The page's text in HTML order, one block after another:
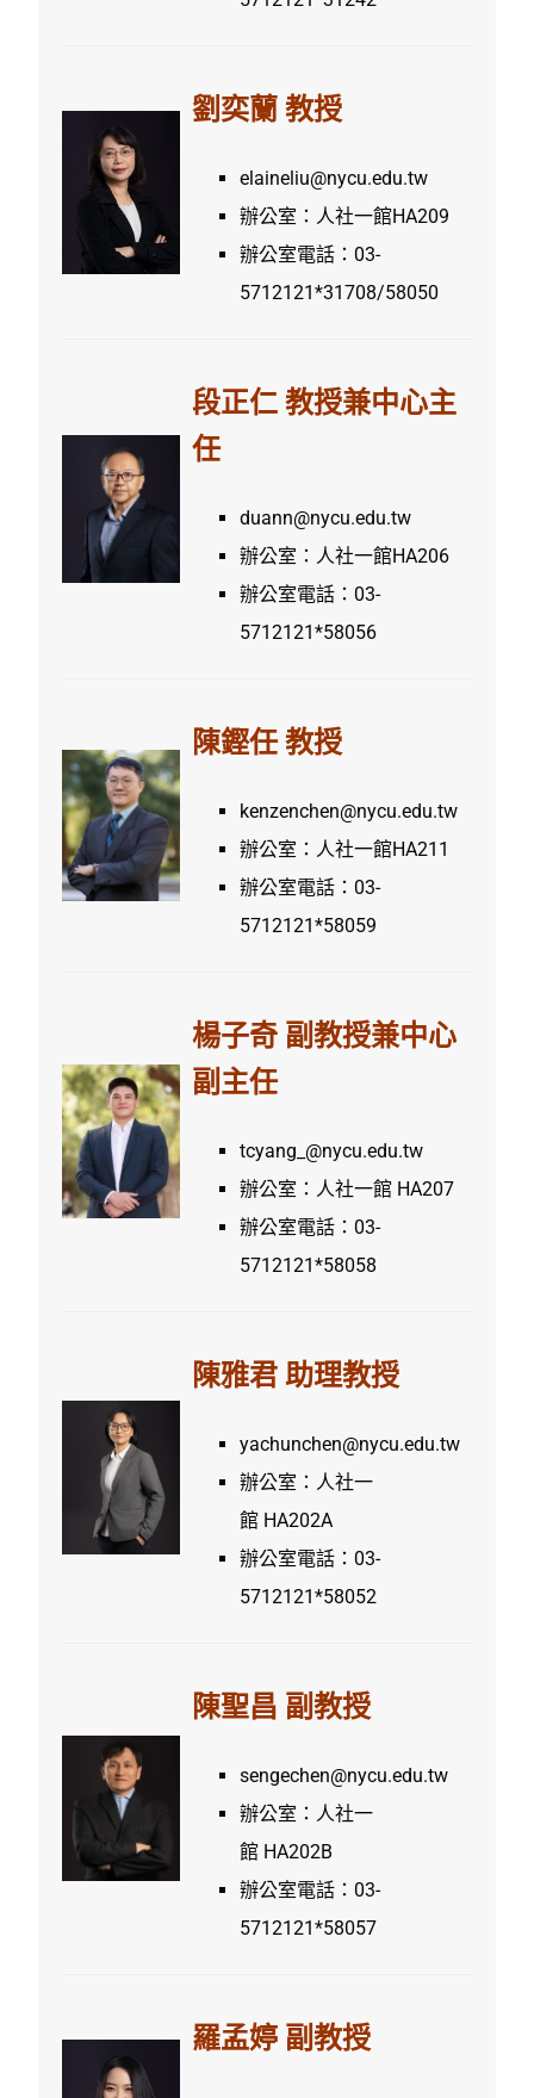
劉奕蘭 教授
elaineliu@nycu.edu.tw
辦公室：人社一館HA209
辦公室電話：03-
5712121*31708/58050
段正仁 教授兼中心主
任
duann@nycu.edu.tw
辦公室：人社一館HA206
辦公室電話：03-
5712121*58056
陳鏗任 教授
kenzenchen@nycu.edu.tw
辦公室：人社一館HA211
辦公室電話：03-
5712121*58059
楊子奇 副教授兼中心
副主任
tcyang_@nycu.edu.tw
辦公室：人社一館 HA207
辦公室電話：03-
5712121*58058
陳雅君 助理教授
yachunchen@nycu.edu.tw
辦公室：人社一
館 HA202A
辦公室電話：03-
5712121*58052
陳聖昌 副教授
sengechen@nycu.edu.tw
辦公室：人社一
館 HA202B
辦公室電話：03-
5712121*58057
羅孟婷 副教授